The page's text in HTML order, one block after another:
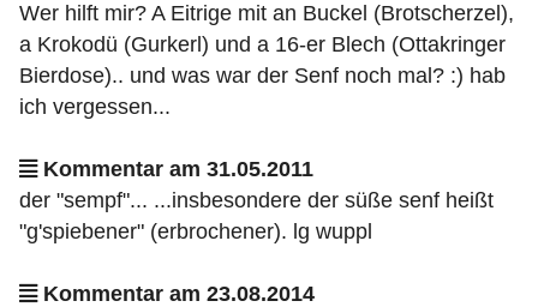
Wer hilft mir? A Eitrige mit an Buckel (Brotscherzel),
a Krokodü (Gurkerl) und a 16-er Blech (Ottakringer
Bierdose).. und was war der Senf noch mal? :) hab
ich vergessen...
Kommentar am 31.05.2011
der "sempf"... ...insbesondere der süße senf heißt
"g'spiebener" (erbrochener). lg wuppl
Kommentar am 23.08.2014